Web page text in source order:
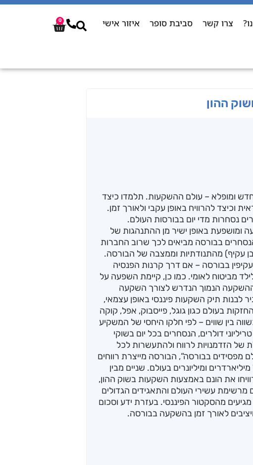
צרו קשר סביבת סופר איזור אישי 0
ומופלא – עולם ההשקעות. תלמדו כיצד
וכיצד להרוויח באופן עקבי ולאורך זמן.
נסחרות מדי יום בבורסות העולם.
ומושפעת באופן ישיר מן ההתנהגות של
בבורסה מביאים לכך שרוב החברות
עקיף) מהתנודתיות וממצבה של הבורסה.
בבורסה – אם דרך קרנות הפנסיה
מביטוח לאומי. כמו כן, קיימת השפעה על
ההשקעה הנמוך הנדרש לצורך השקעה
תיק השקעות פיננסי באופן עצמאי,
בעולם כגון גוגל, פייסבוק, אפל, קוקה
בין שווים – לפי חלקו היחסי של המשקיע
דולרים, הנסחרים בכל יום בשוקי
הזדמנויות לרווח ולהתעשרות לכל
מפסידים בבורסה“, הבורסה מייצרת רווחים
ומיליונרים בעולם. שניים מבין
את הונם באמצעות השקעות בשוק ההון,
מרשימת עשירי העולם והתאגידים הגדולים
מהסקטור הפיננסי. בעזרת ידע וסכום
לאורך זמן בהשקעה בבורסה.